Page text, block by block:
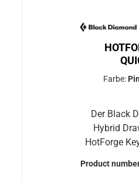
Farbe:
Der Black
Hybrid Draw kombiniert
HotForge
Product